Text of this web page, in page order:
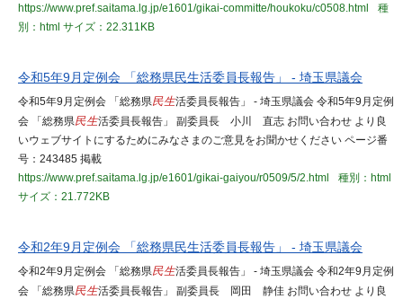
https://www.pref.saitama.lg.jp/e1601/gikai-committe/houkoku/c0508.html
種
別：html サイズ：22.311KB
令和5年9月定例会 「総務県民生活委員長報告」 - 埼玉県議会
令和5年9月定例会 「総務県民生活委員長報告」 - 埼玉県議会 令和5年9月定例
会 「総務県民生活委員長報告」 副委員長 小川 直志 お問い合わせ より良
いウェブサイトにするためにみなさまのご意見をお聞かせください ページ番
号：243485 掲載
https://www.pref.saitama.lg.jp/e1601/gikai-gaiyou/r0509/5/2.html
種別：html
サイズ：21.772KB
令和2年9月定例会 「総務県民生活委員長報告」 - 埼玉県議会
令和2年9月定例会 「総務県民生活委員長報告」 - 埼玉県議会 令和2年9月定例
会 「総務県民生活委員長報告」 副委員長 岡田 静佳 お問い合わせ より良